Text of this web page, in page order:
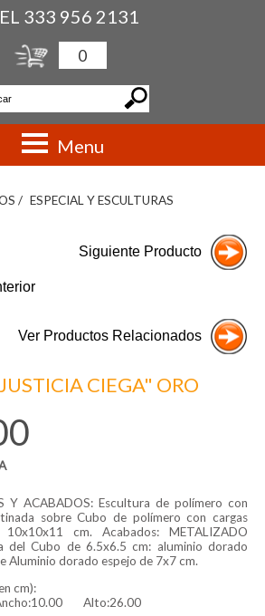
333 956 2131
0
Menu
/ ESPECIAL Y ESCULTURAS
CIEGA" ORO
Y ACABADOS: Escultura de polímero con
sobre Cubo de polímero con cargas
cm. Acabados: METALIZADO
del Cubo de 6.5x6.5 cm: aluminio dorado
Aluminio dorado espejo de 7x7 cm.
cm):
Alto:26.00